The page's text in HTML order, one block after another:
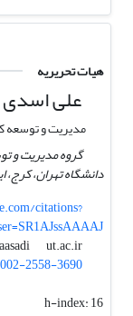
هیات تحریریه
علی اسدی
مدیریت و توسعه
گروه مدیریت و
دانشگاه تهران، کرج،
citations?
aasadi
ut.ac.ir
2558-3690
h-index:16